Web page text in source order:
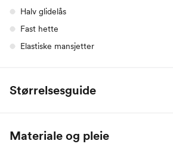
Halv glidelås
Fast hette
Elastiske mansjetter
Størrelsesguide
Høyde
Materiale og pleie